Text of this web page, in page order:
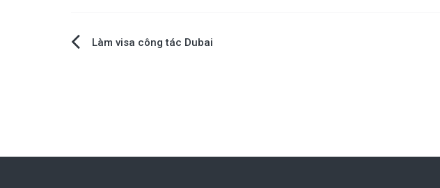
Làm visa công tác Dubai